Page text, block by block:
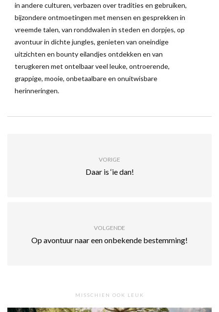
in andere culturen, verbazen over tradities en gebruiken,
bijzondere ontmoetingen met mensen en gesprekken in
vreemde talen, van ronddwalen in steden en dorpjes, op
avontuur in dichte jungles, genieten van oneindige
uitzichten en bounty eilandjes ontdekken en van
terugkeren met ontelbaar veel leuke, ontroerende,
grappige, mooie, onbetaalbare en onuitwisbare
herinneringen.
VORIGE
Daar is ‘ie dan!
VOLGENDE
Op avontuur naar een onbekende bestemming!
MISSCHIEN OOK LEUK